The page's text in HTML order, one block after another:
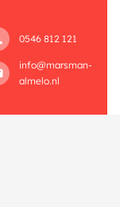
0546 812 121
info@marsman-
almelo.nl